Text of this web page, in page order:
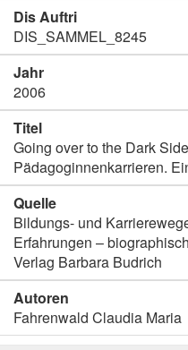
Dis Auftri
DIS_SAMMEL_8245
Jahr
2006
Titel
Going over to the Dark
Pädagoginnenkarrieren.
Quelle
Bildungs- und
Erfahrungen –
Verlag Barbara Budrich
Autoren
Fahrenwald Claudia Maria